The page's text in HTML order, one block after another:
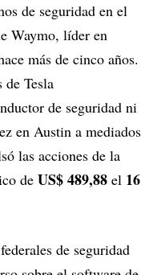
de seguridad en el
Waymo, líder en
más de cinco años.
Tesla
de seguridad ni
en Austin a mediados
las acciones de la
de US$ 489,88 el 16
de seguridad